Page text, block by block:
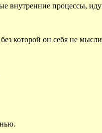
внутренние процессы,
которой он себя не